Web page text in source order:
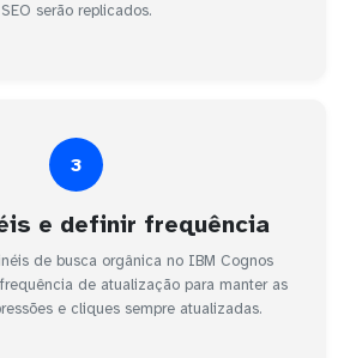
SEO serão replicados.
3
e definir frequência
de busca orgânica no IBM Cognos
de atualização para manter as
e cliques sempre atualizadas.